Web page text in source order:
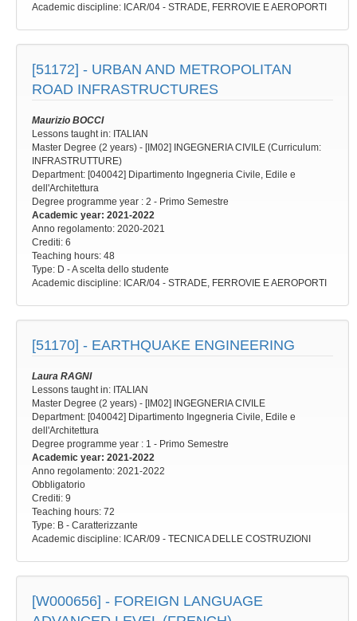
Academic discipline: ICAR/04 - STRADE, FERROVIE E AEROPORTI
[51172] - URBAN AND METROPOLITAN
ROAD INFRASTRUCTURES
Maurizio BOCCI
Lessons taught in: ITALIAN
Master Degree (2 years) - [IM02] INGEGNERIA CIVILE (Curriculum:
INFRASTRUTTURE)
Department: [040042] Dipartimento Ingegneria Civile, Edile e
dell'Architettura
Degree programme year : 2 - Primo Semestre
Academic year: 2021-2022
Anno regolamento: 2020-2021
Crediti: 6
Teaching hours: 48
Type: D - A scelta dello studente
Academic discipline: ICAR/04 - STRADE, FERROVIE E AEROPORTI
[51170] - EARTHQUAKE ENGINEERING
Laura RAGNI
Lessons taught in: ITALIAN
Master Degree (2 years) - [IM02] INGEGNERIA CIVILE
Department: [040042] Dipartimento Ingegneria Civile, Edile e
dell'Architettura
Degree programme year : 1 - Primo Semestre
Academic year: 2021-2022
Anno regolamento: 2021-2022
Obbligatorio
Crediti: 9
Teaching hours: 72
Type: B - Caratterizzante
Academic discipline: ICAR/09 - TECNICA DELLE COSTRUZIONI
[W000656] - FOREIGN LANGUAGE